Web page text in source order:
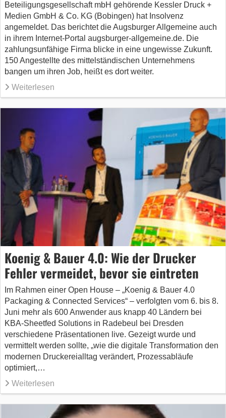
Beteiligungsgesellschaft mbH gehörende Kessler Druck +
Medien GmbH & Co. KG (Bobingen) hat Insolvenz
angemeldet. Das berichtet die Augsburger Allgemeine auch
in ihrem Internet-Portal augsburger-allgemeine.de. Die
zahlungsunfähige Firma blicke in eine ungewisse Zukunft.
150 Angestellte des mittelständischen Unternehmens
bangen um ihren Job, heißt es dort weiter.
Weiterlesen
Koenig & Bauer 4.0: Wie der Drucker
Fehler vermeidet, bevor sie eintreten
Im Rahmen einer Open House – „Koenig & Bauer 4.0
Packaging & Connected Services“ – verfolgten vom 6. bis 8.
Juni mehr als 600 Anwender aus knapp 40 Ländern bei
KBA-Sheetfed Solutions in Radebeul bei Dresden
verschiedene Präsentationen live. Gezeigt wurde und
vermittelt werden sollte, „wie die digitale Transformation den
modernen Druckereialltag verändert, Prozessabläufe
optimiert,…
Weiterlesen